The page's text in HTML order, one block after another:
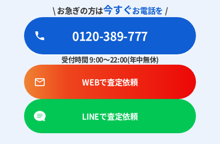
\ お急ぎの方は今すぐお電話を /
0120-389-777
受付時間 9:00～22:00(年中無休)
WEBで査定依頼
LINEで査定依頼